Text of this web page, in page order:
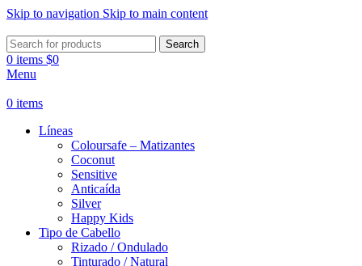
Skip to navigation Skip to main content
Search
0 items $0
Menu
0 items
Líneas
Coloursafe – Matizantes
Coconut
Sensitive
Anticaída
Silver
Happy Kids
Tipo de Cabello
Rizado / Ondulado
Tinturado / Natural